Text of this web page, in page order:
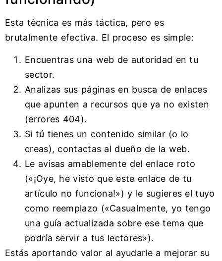
Esta técnica es más táctica, pero es
brutalmente efectiva. El proceso es simple:
Encuentras una web de autoridad en tu
sector.
Analizas sus páginas en busca de enlaces
que apunten a recursos que ya no existen
(errores 404).
Si tú tienes un contenido similar (o lo
creas), contactas al dueño de la web.
Le avisas amablemente del enlace roto
(«¡Oye, he visto que este enlace de tu
artículo no funciona!») y le sugieres el tuyo
como reemplazo («Casualmente, yo tengo
una guía actualizada sobre ese tema que
podría servir a tus lectores»).
Estás aportando valor al ayudarle a mejorar su